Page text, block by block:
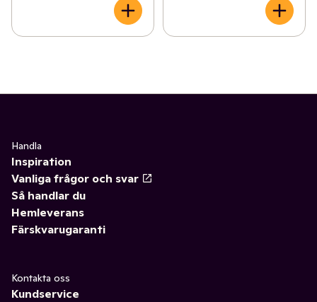
Handla
Inspiration
Vanliga frågor och svar
Så handlar du
Hemleverans
Färskvarugaranti
Kontakta oss
Kundservice